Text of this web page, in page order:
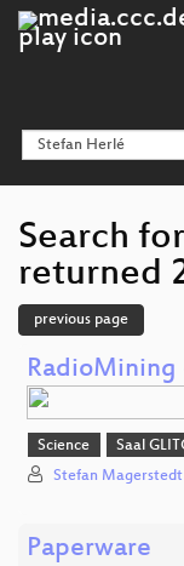
Search
returned
previous page
RadioMining
Science Saal
Stefan Magerstedt
Paperware